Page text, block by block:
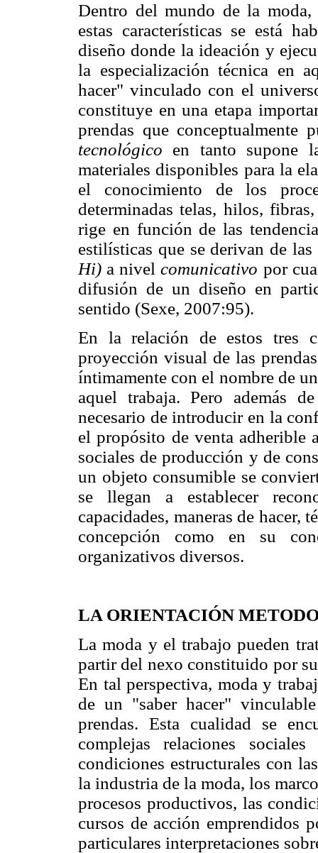
Dentro del mundo de la
estas características se está
diseño donde la ideación y
la especialización técnica en
hacer" vinculado con el
constituye en una etapa
prendas que conceptualmente
tecnológico en tanto supone
materiales disponibles para la
el conocimiento de los
determinadas telas, hilos,
rige en función de las
estilísticas que se derivan de
Hi) a nivelcomunicativo por
difusión de un diseño en
sentido (Sexe, 2007:95).
En la relación de estos tres
proyección visual de las
íntimamente con el nombre de
aquel trabaja. Pero además
necesario de introducir en la
el propósito de venta adherible
sociales de producción y de
un objeto consumible se
se llegan a establecer
capacidades, maneras de hacer,
concepción como en su
organizativos diversos.
LA ORIENTACIÓN
La moda y el trabajo pueden
partir del nexo constituido por
En tal perspectiva, moda y
de un "saber hacer"
prendas. Esta cualidad se
complejas relaciones
condiciones estructurales con
la industria de la moda, los
procesos productivos, las
cursos de acción emprendidos
particulares interpretaciones